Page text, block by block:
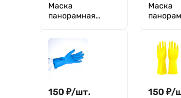
Маска
панорамная
Маска
2539-
150 ₽/шт. 150 ₽/